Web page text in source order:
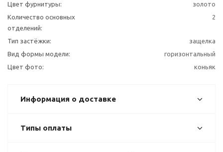
Цвет фурнитуры:
золото
Количество основных
отделений:
2
Тип застёжки:
защелка
Вид формы модели:
горизонтальный
Цвет фото:
коньяк
Информация о доставке
Типы оплаты